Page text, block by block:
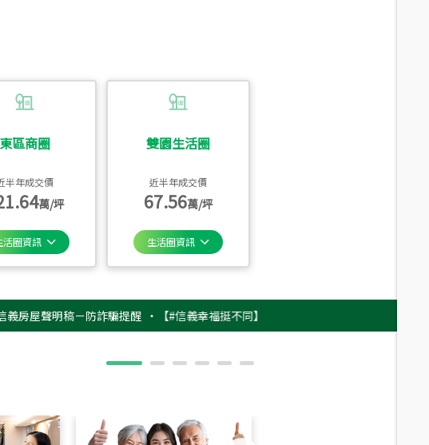
東區商圈
半年成交價
萬/坪
活圈資訊
雙園生活圈
近半年成交價
67.56萬/坪
生活圈資訊
聲明稿－防詐騙提醒 ‧【#信義幸福挺不同】用實力，讓升職免抽號碼牌！最新雇主